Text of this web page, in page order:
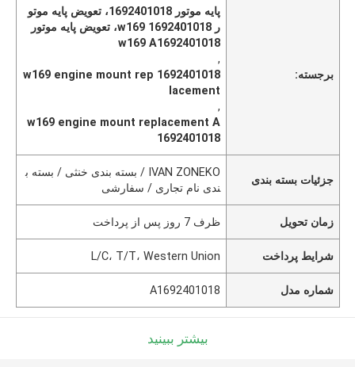
برجسته:
پایه موتور 1692401018، تعویض پایه موتو
ر 1692401018 w169، تعویض پایه موتور
w169 A1692401018
,
1692401018 w169 engine mount rep
lacement
,
w169 engine mount replacement A
1692401018
جزئیات بسته بندی
IVAN ZONEKO / بسته بندی خنثی / بسته ب
ندی نام تجاری / سفارشی
زمان تحویل ظرف 7 روز پس از پرداخت
شرایط پرداخت L/C، T/T، Western Union
شماره مدل A1692401018
بیشتر ببینید